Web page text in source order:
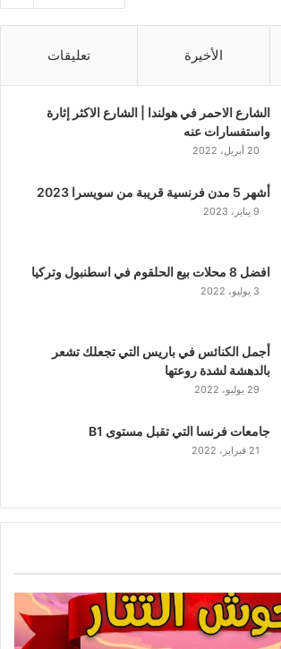
الأخيرة تعليقات
الشارع الاحمر في هولندا | الشارع الاكثر إثارة
واستفسارات عنه
20 أبريل، 2022
أشهر 5 مدن فرنسية قريبة من سويسرا 2023
9 يناير، 2023
افضل 8 محلات بيع الحلقوم في اسطنبول وتركيا
3 يوليو، 2022
أجمل الكنائس في باريس التي تجعلك تشعر
بالدهشة لشدة روعتها
29 يوليو، 2022
جامعات فرنسا التي تقبل مستوى B1
21 فبراير، 2022